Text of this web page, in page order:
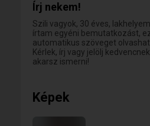
Írj nekem!
Szili vagyok, 30 éves,
írtam egyéni bemutatkozást,
automatikus szöveget
Kérlek, írj vagy jelölj
akarsz ismerni!
Képek